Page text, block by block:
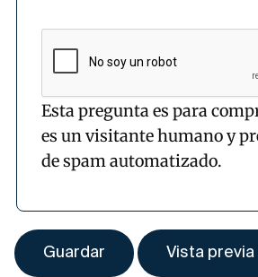
Esta pregunta es para
es un visitante humano y
de spam automatizado.